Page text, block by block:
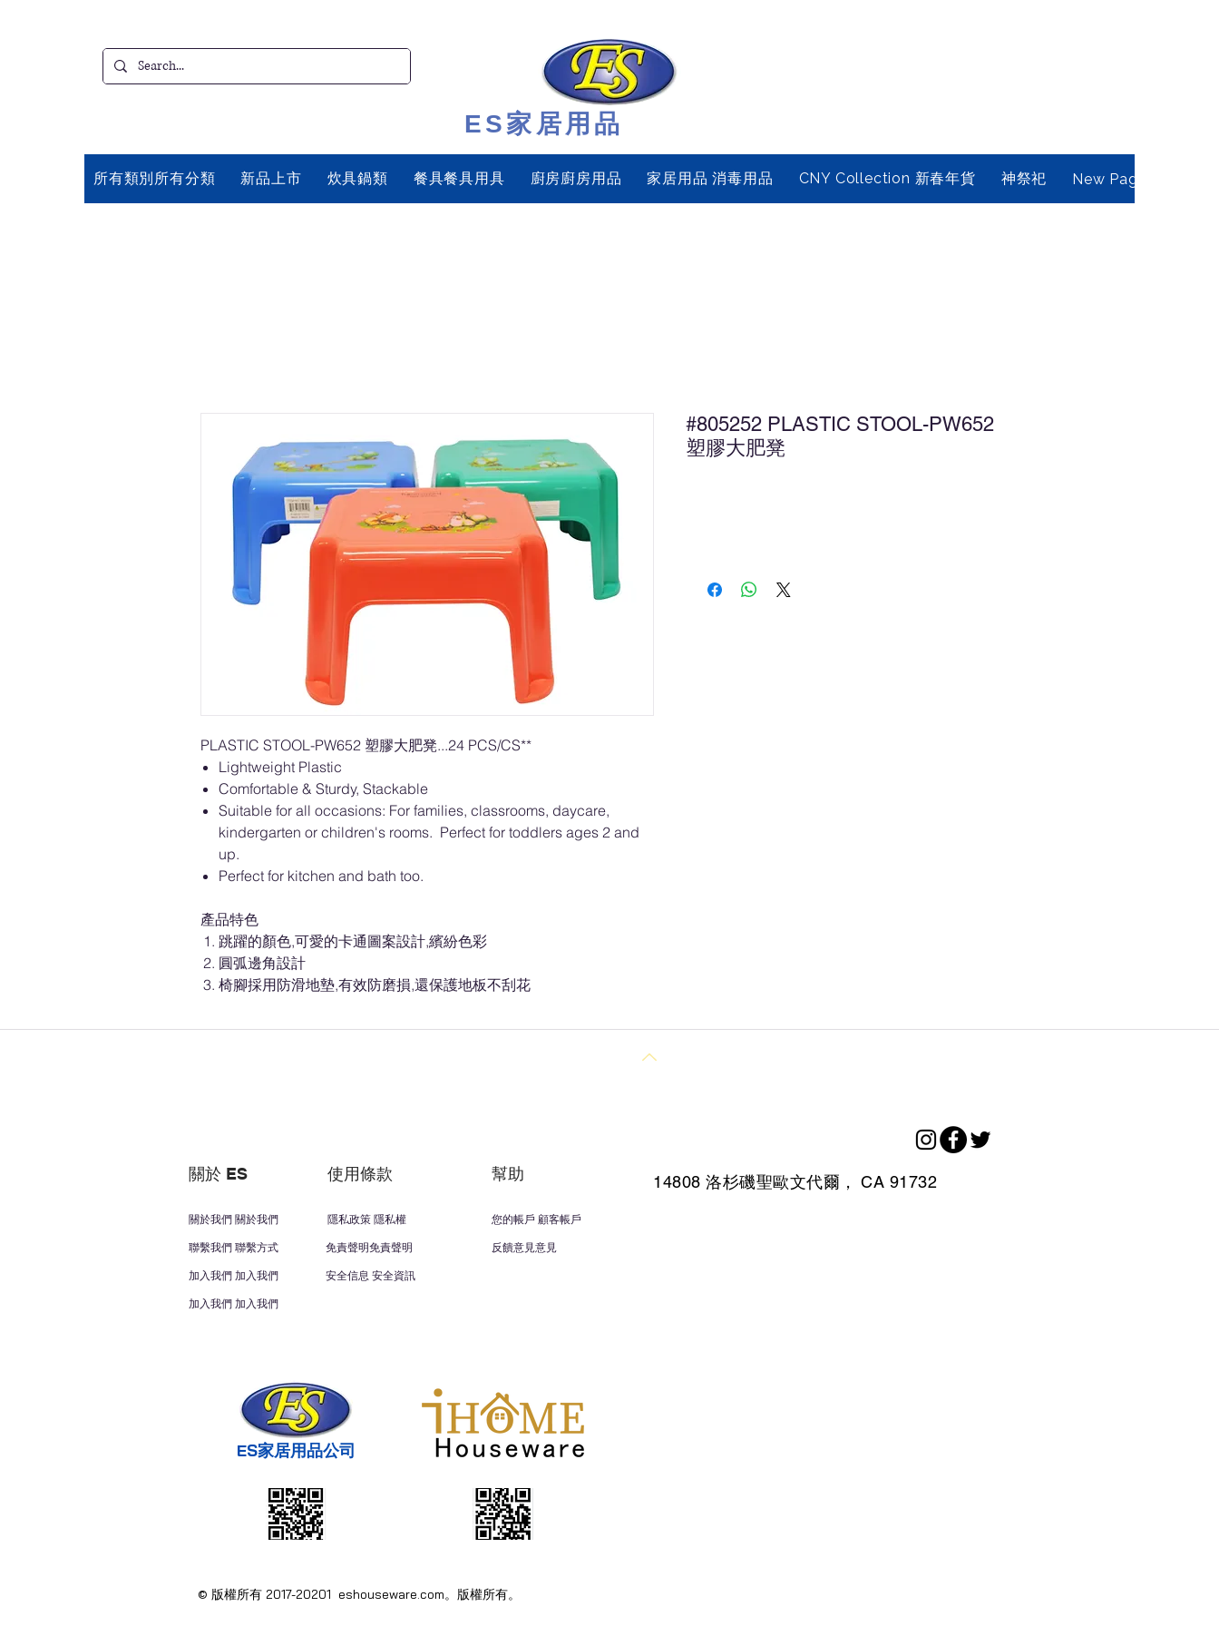
ES家居用品
所有類別所有分類 新品上市 炊具鍋類 餐具餐具用具 廚房廚房用品 家居用品 消毒用品 CNY Collection 新春年貨 神祭祀 New Page
PLASTIC STOOL-PW652 塑膠大肥凳...24 PCS/CS**
Lightweight Plastic
Comfortable & Sturdy, Stackable
Suitable for all occasions: For families, classrooms, daycare,
kindergarten or children's rooms. Perfect for toddlers ages 2 and
up.
Perfect for kitchen and bath too.
產品特色
跳躍的顏色,可愛的卡通圖案設計,繽紛色彩
圓弧邊角設計
椅腳採用防滑地墊,有效防磨損,還保護地板不刮花
#805252 PLASTIC STOOL-PW652
塑膠大肥凳
關於 ES 使用條款 幫助
關於我們 關於我們
聯繫我們 聯繫方式
加入我們 加入我們
隱私政策 隱私權
免責聲明免責聲明
安全信息 安全資訊
您的帳戶 顧客帳戶
反饋意見意見
加入我們 加入我們
ES家居用品公司
© 版權所有 2017-20201 eshouseware.com。版權所有。
14808 洛杉磯聖歐文代爾， CA 91732